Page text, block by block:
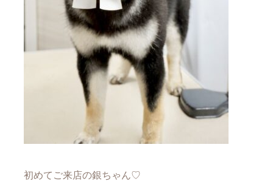
初めてご来店の銀ちゃん♡